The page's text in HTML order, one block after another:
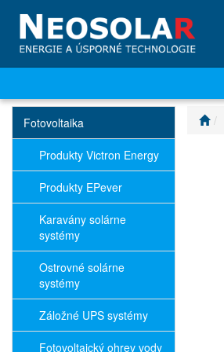
Fotovoltaika
Produkty Victron Energy
Produkty EPever
Karavány solárne
systémy
Ostrovné solárne
systémy
Záložné UPS systémy
Fotovoltaický ohrev vody